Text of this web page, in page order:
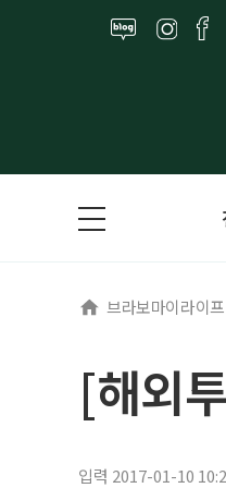
브라보마이라이프
[해외
입력 2017-01-10